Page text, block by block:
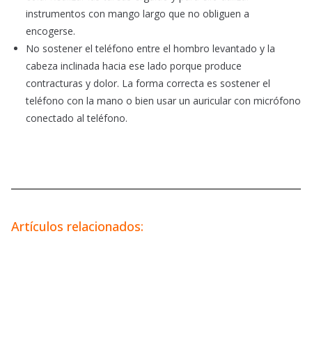
instrumentos con mango largo que no obliguen a
encogerse.
No sostener el teléfono entre el hombro levantado y la
cabeza inclinada hacia ese lado porque produce
contracturas y dolor. La forma correcta es sostener el
teléfono con la mano o bien usar un auricular con micrófono
conectado al teléfono.
Artículos relacionados: